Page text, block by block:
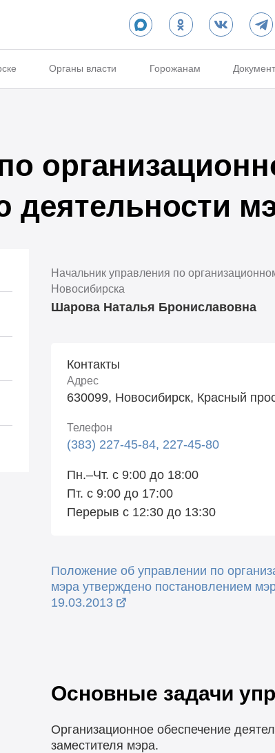
Органы власти Горожанам
деятельности
Начальник управления по
Новосибирска
Шарова Наталья Брониславовна
Контакты
Адрес
630099, Новосибирск, Красный
Телефон
(383) 227-45-84, 227-45-80
Пн.–Чт. с 9:00 до 18:00
Пт. с 9:00 до 17:00
Перерыв с 12:30 до 13:30
Положение об управлении по
мэра утверждено постановлением
19.03.2013
Основные задачи
Организационное обеспечение
заместителя мэра.